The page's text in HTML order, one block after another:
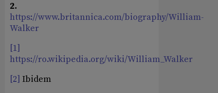
2.
https://www.britannica.com/biography/William-
Walker
[1]
https://ro.wikipedia.org/wiki/William_Walker
[2] Ibidem